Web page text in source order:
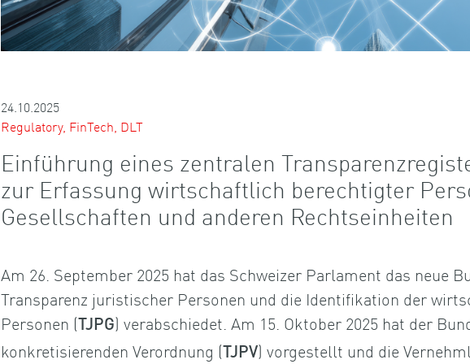
24.10.2025
Regulatory, FinTech, DLT
Einführung eines zentralen
zur Erfassung wirtschaftlich berechtigter
Gesellschaften und anderen Rechtseinheiten
Am 26. September 2025 hat das Schweizer Parlament das neue
Transparenz juristischer Personen und die Identifikation der
Personen ( TJPG) verabschiedet. Am 15. Oktober 2025 hat der
konkretisierenden Verordnung ( TJPV) vorgestellt und die